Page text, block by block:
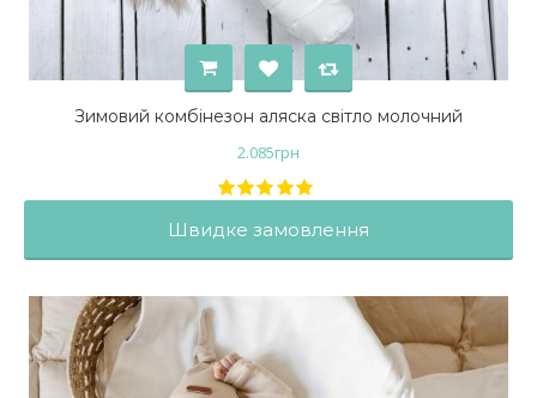
Зимовий комбінезон аляска світло молочний
2.085грн
Швидке замовлення